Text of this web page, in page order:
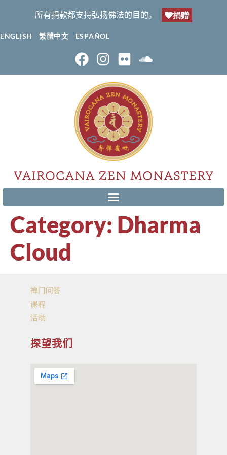
所有捐款都支持弘扬佛法的目的。 捐赠
ENGLISH 繁體中文 ESPAÑOL
Category: Dharma
Cloud
禅门问答
课程
活动
探望我们